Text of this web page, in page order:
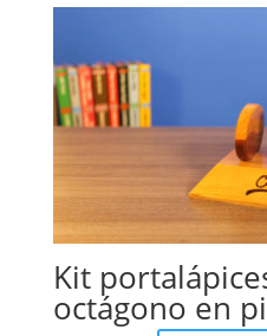
Kit
octágono en